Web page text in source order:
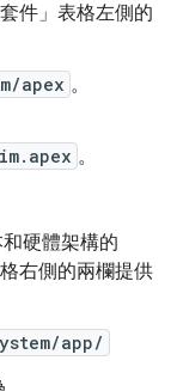
件」 表格左側的
apex 。
。
硬體架構的
右側的兩欄提供
app/